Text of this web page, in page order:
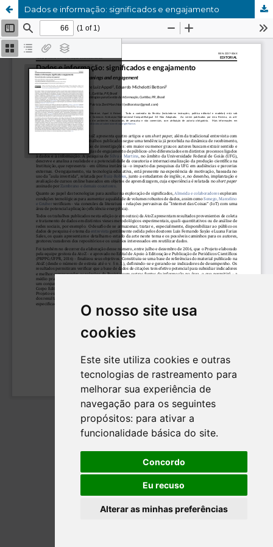
O nosso site usa
cookies
Este site utiliza cookies e outras
tecnologias de rastreamento para
melhorar sua experiência de
navegação para os seguintes
propósitos: para ativar a
funcionalidade básica do site.
Concordo
Eu recuso
Alterar as minhas preferências
Dados e informação: significados e engajamento